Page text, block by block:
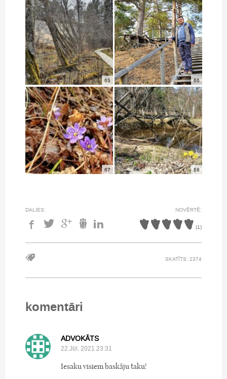
65 66
67 68
DALIES: NOVĒRTĒ:
(1)
SKATĪTS: 2374
komentāri
ADVOKĀTS
22.Jūl, 2021 23:31
Iesaku visiem baskāju taku!